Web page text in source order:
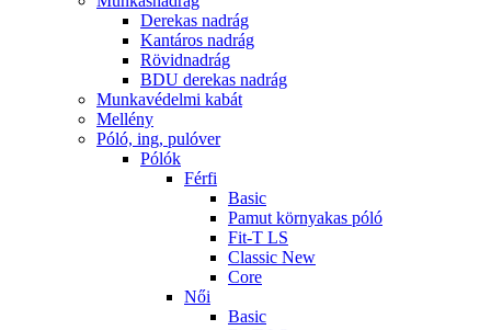
Derekas nadrág
Kantáros nadrág
Rövidnadrág
BDU derekas nadrág
Munkavédelmi kabát
Mellény
Póló, ing, pulóver
Pólók
Férfi
Basic
Pamut környakas póló
Fit-T LS
Classic New
Core
Női
Basic